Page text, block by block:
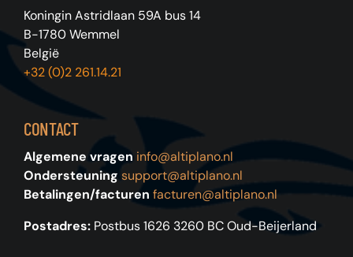
Koningin Astridlaan 59A bus 14
B-1780 Wemmel
België
+32 (0)2 261.14.21
CONTACT
Algemene vragen info@altiplano.nl
Ondersteuning support@altiplano.nl
Betalingen/facturen facturen@altiplano.nl
Postadres: Postbus 1626 3260 BC Oud-Beijerland